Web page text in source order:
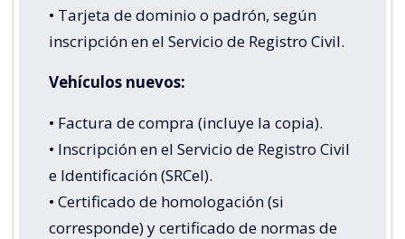
• Tarjeta de dominio o padrón, según
inscripción en el Servicio de Registro Civil.
Vehículos nuevos:
• Factura de compra (incluye la copia).
• Inscripción en el Servicio de Registro Civil
e Identificación (SRCeI).
• Certificado de homologación (si
corresponde) y certificado de normas de